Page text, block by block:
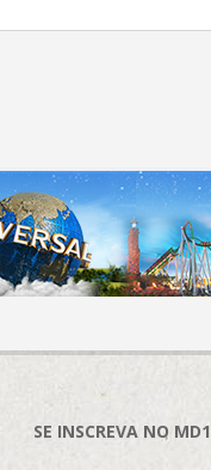
SE INSCREVA NO MD1